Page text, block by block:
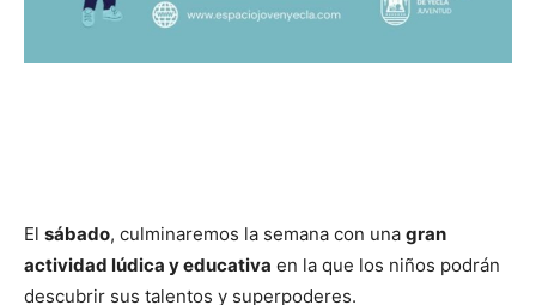
El sábado, culminaremos la semana con una gran
actividad lúdica y educativa en la que los niños podrán
descubrir sus talentos y superpoderes.